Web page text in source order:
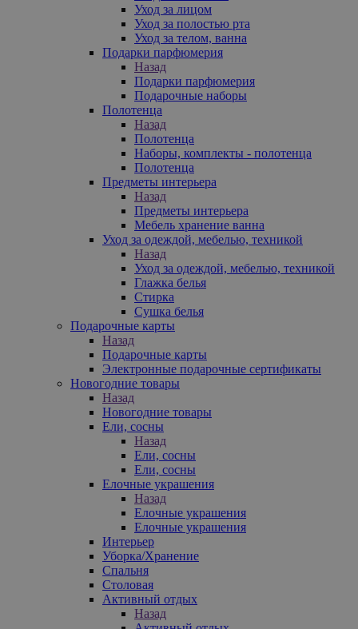
Уход за лицом
Уход за полостью рта
Уход за телом, ванна
Подарки парфюмерия
Назад
Подарки парфюмерия
Подарочные наборы
Полотенца
Назад
Полотенца
Наборы, комплекты - полотенца
Полотенца
Предметы интерьера
Назад
Предметы интерьера
Мебель хранение ванна
Уход за одеждой, мебелью, техникой
Назад
Уход за одеждой, мебелью, техникой
Глажка белья
Стирка
Сушка белья
Подарочные карты
Назад
Подарочные карты
Электронные подарочные сертификаты
Новогодние товары
Назад
Новогодние товары
Ели, сосны
Назад
Ели, сосны
Ели, сосны
Елочные украшения
Назад
Елочные украшения
Елочные украшения
Интерьер
Уборка/Хранение
Спальня
Столовая
Активный отдых
Назад